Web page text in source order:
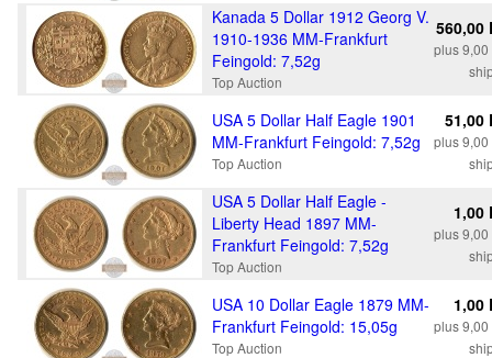
Kanada 5 Dollar 1912 Georg V.
1910-1936 MM-Frankfurt
Feingold: 7,52g
Top Auction
560,00
plus 9,00
USA 5 Dollar Half Eagle 1901
MM-Frankfurt Feingold: 7,52g
Top Auction
51,00
plus 9,00
USA 5 Dollar Half Eagle -
Liberty Head 1897 MM-
Frankfurt Feingold: 7,52g
Top Auction
1,00
plus 9,00
USA 10 Dollar Eagle 1879 MM-
Frankfurt Feingold: 15,05g
Top Auction
1,00
plus 9,00